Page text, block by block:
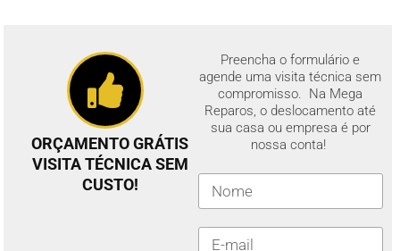
ORÇAMENTO GRÁTIS
VISITA TÉCNICA SEM
CUSTO!
Preencha o formulário e
agende uma visita técnica sem
compromisso. Na Mega
Reparos, o deslocamento até
sua casa ou empresa é por
nossa conta!